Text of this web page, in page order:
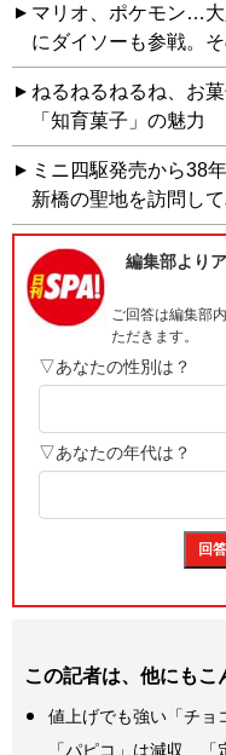
マリオ、ポケモン…
にダイソーも参戦。
ねるねるねるね、お
「知育菓子」の魅力
ミニ四駆発売から38
新橋の聖地を訪問し
この記者は、他にも
値上げでも強い「チョ
「パピコ」は減収…「